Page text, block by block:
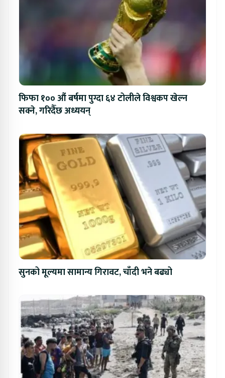
फिफा १०० औं बर्षमा पुग्दा ६४ टोलीले विश्वकप खेल्न
सक्ने, गरिदैँछ अध्ययन्
सुनको मूल्यमा सामान्य गिरावट, चाँदी भने बढ्यो